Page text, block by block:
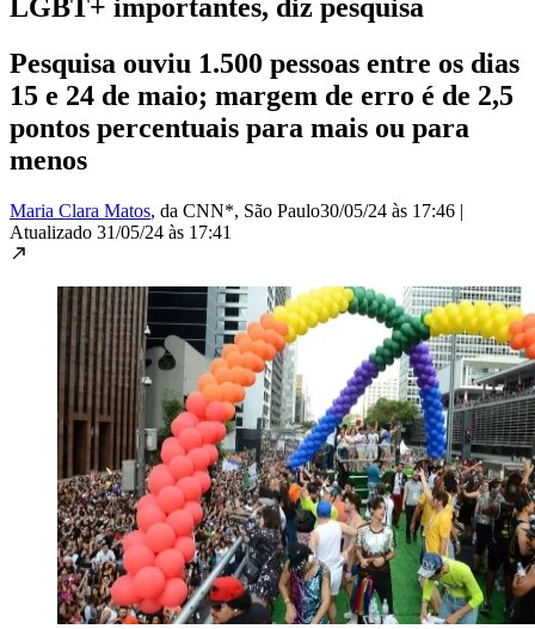
LGBT+ importantes, diz pesquisa
Pesquisa ouviu 1.500 pessoas entre os dias
15 e 24 de maio; margem de erro é de 2,5
pontos percentuais para mais ou para
menos
Maria Clara Matos, da CNN*, São Paulo30/05/24 às 17:46 |
Atualizado 31/05/24 às 17:41